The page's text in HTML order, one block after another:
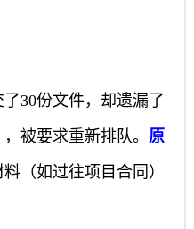
30份文件，却遗漏了
被要求重新排队。 原
（如过往项目合同）